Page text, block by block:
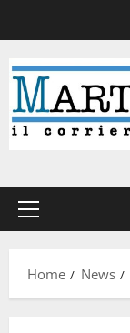
Home News